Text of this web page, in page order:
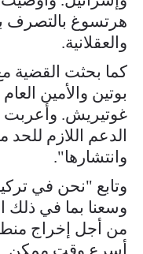
هرتسوغ بالتصرف
والعقلانية.
كما بحثت القضية
بوتين والأمين
غوتيريش. وأعربت
الدعم اللازم
وانتشارها".
وتابع "نحن في
وسعنا بما في ذلك
من أجل إخراج
أسرع وقت ممكن.